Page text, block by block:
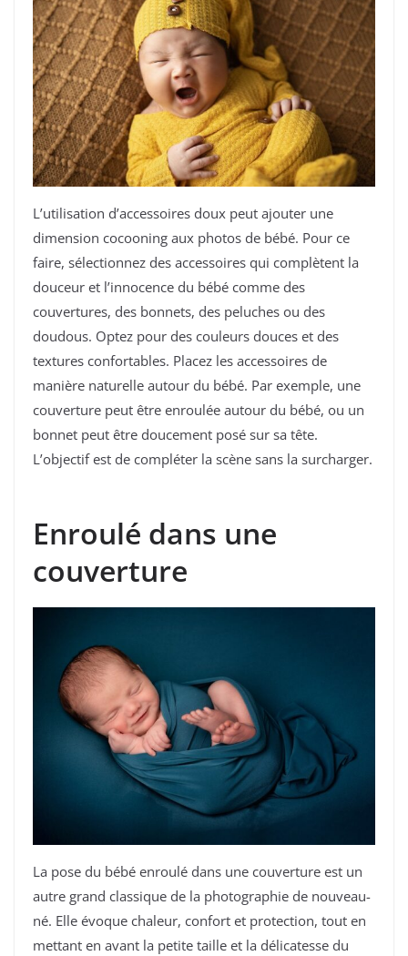
L’utilisation d’accessoires doux peut ajouter une
dimension cocooning aux photos de bébé. Pour ce
faire, sélectionnez des accessoires qui complètent la
douceur et l’innocence du bébé comme des
couvertures, des bonnets, des peluches ou des
doudous. Optez pour des couleurs douces et des
textures confortables. Placez les accessoires de
manière naturelle autour du bébé. Par exemple, une
couverture peut être enroulée autour du bébé, ou un
bonnet peut être doucement posé sur sa tête.
L’objectif est de compléter la scène sans la surcharger.
Enroulé dans une
couverture
La pose du bébé enroulé dans une couverture est un
autre grand classique de la photographie de nouveau-
né. Elle évoque chaleur, confort et protection, tout en
mettant en avant la petite taille et la délicatesse du